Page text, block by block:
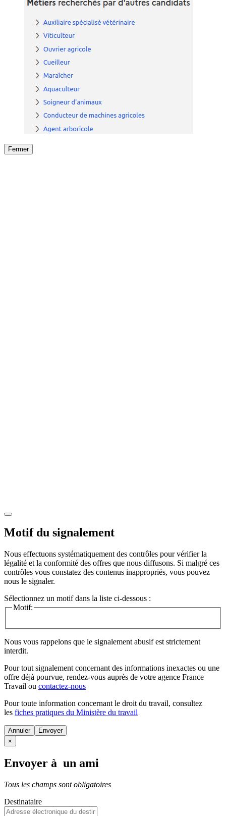
Fermer
Motif du signalement
Nous effectuons systématiquement des contrôles pour vérifier la
légalité et la conformité des offres que nous diffusons. Si malgré ces
contrôles vous constatez des contenus inappropriés, vous pouvez
nous le signaler.
Sélectionnez un motif dans la liste ci-dessous :
Motif:
Nous vous rappelons que le signalement abusif est strictement
interdit.
Pour tout signalement concernant des informations inexactes ou une
offre déjà pourvue, rendez-vous auprès de votre agence France
Travail ou contactez-nous
Pour toute information concernant le droit du travail, consultez
les fiches pratiques du Ministère du travail
Annuler
×
Envoyer à un ami
Tous les champs sont obligatoires
Destinataire